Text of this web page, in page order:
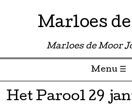
Marloes
Marloes de Moor
Menu ☰
Skip to content
Het Parool 29